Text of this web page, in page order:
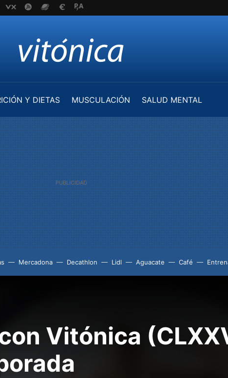
Y DIETAS MUSCULACIÓN
SALUD MENTAL
Mercadona Decathlon Lidl Aguacate Café
Vitónica